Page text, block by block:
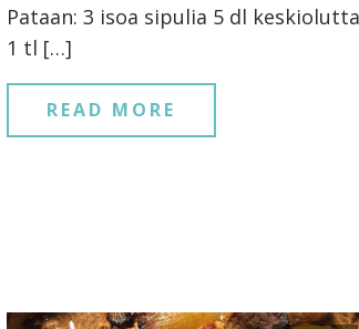
Pataan: 3 isoa sipulia 5 dl keskiolutta
1 tl […]
READ MORE